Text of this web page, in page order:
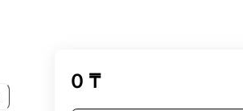
0 ₸